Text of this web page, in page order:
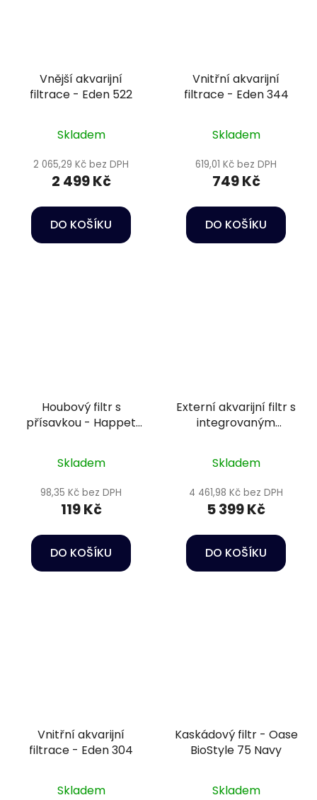
Vnější akvarijní
filtrace - Eden 522
Skladem
2 065,29 Kč bez DPH
2 499 Kč
DO KOŠÍKU
Vnitřní akvarijní
filtrace - Eden 344
Skladem
619,01 Kč bez DPH
749 Kč
DO KOŠÍKU
Houbový filtr s
přísavkou - Happet
Skladem
98,35 Kč bez DPH
119 Kč
DO KOŠÍKU
Externí akvarijní filtr s
integrovaným
Thermo 350
Skladem
4 461,98 Kč bez DPH
5 399 Kč
DO KOŠÍKU
Vnitřní akvarijní
filtrace - Eden 304
Skladem
Kaskádový filtr - Oase
BioStyle 75 Navy
Skladem